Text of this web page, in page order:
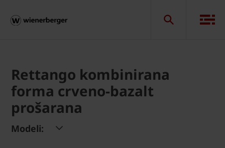
Rettango kombinirana
forma crveno-bazalt
prošarana
Modeli: